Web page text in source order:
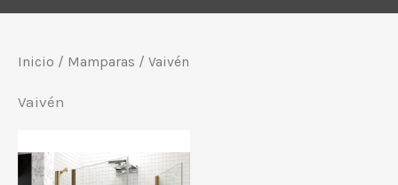
Inicio / Mamparas / Vaivén
Vaivén